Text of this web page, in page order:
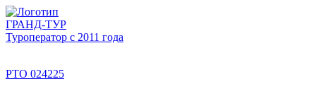
ГРАНД-ТУР
Туроператор с 2011 года
РТО 024225